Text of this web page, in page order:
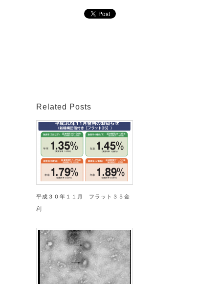
Related Posts
平成３０年１１月 フラット３５金
利